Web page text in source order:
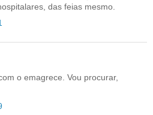
das feias mesmo.
o emagrece. Vou procurar,